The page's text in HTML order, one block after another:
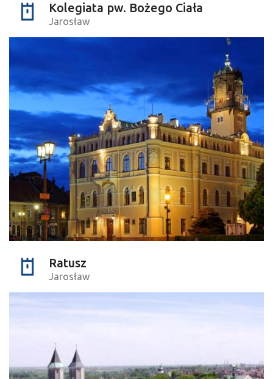
Kolegiata pw. Bożego Ciała
Jarosław
Ratusz
Jarosław